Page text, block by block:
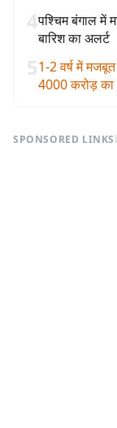
4पश्चिम बंगाल में
बारिश का अलर्ट
51-2 वर्ष में
4000 करोड़ का
SPONSORED LINKS